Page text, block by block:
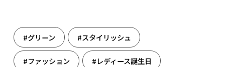
#グリーン #スタイリッシュ
#ファッション #レディース誕生日